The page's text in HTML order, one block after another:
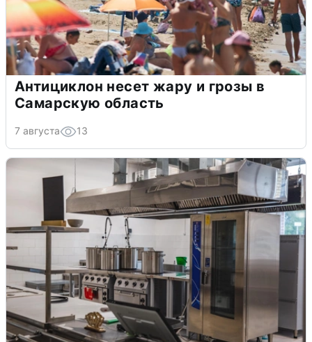
Антициклон несет жару и грозы в
Самарскую область
7 августа 13